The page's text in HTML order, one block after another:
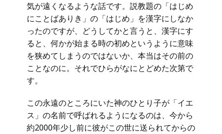
気が遠くなるような話です。説教題の「はじめ
にことばありき」の「はじめ」を漢字にしなか
ったのですが、どうしてかと言うと、漢字にす
ると、何かが始まる時の初めというように意味
を狭めてしまうのではないか、本当はその前の
ことなのに。それでひらがなにとどめた次第で
す。
この永遠のところにいた神のひとり子が「イエ
ス」の名前で呼ばれるようになるのは、今から
約2000年少し前に彼がこの世に送られてからの